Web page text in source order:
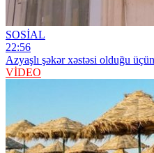
SOSİAL
22:56
Azyaşlı şəkər xəstəsi olduğu
VİDEO